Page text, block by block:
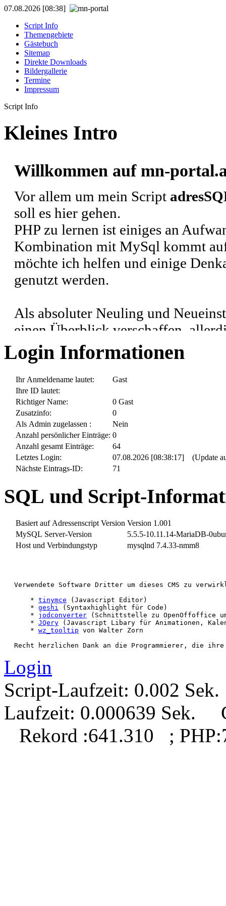
07.08.2026 [08:38]
Script Info
Themengebiete
Gästebuch
Sitemap
Direkte Downloads
Bildergallerie
Termine
Impressum
Script Info
Kleines Intro
Willkommen auf mn-
Vor allem um mein Script
soll es hier gehen.
PHP zu lernen ist einiges an
Kombination mit MySql kommt
möchte ich helfen und einige
genutzt werden.
Als absoluter Neuling und
einen Überblick verschaffen,
nichts mit professioneller
Ein absolutes Muss ist das
Alle Befehle und Funktionen,
einzelnen Befehlen sind dort zu
Wer sich mit PHP beschäftigt
Ausserdem sollte man sich ein
Jeder Webadmin hat Regeln,
Wenn ich Lust und Laune habe,
dann nicht. Mailanfragen werden
kein Verständnis aufbringen, wenn
beantworten, 8 Stunden täglich zu
Nebensächlichkeiten wie Schlaf,
opfern.
So, nun viel Spass beim Lesen
Login Informationen
Ihr Anmeldename lautet:
Gast
Ihre ID lautet:
Richtiger Name:
0 Gast
Zusatzinfo:
0
Als Admin zugelassen :
Nein
Anzahl persönlicher Einträge: 0
Anzahl gesamt Einträge:
64
Letztes Login:
07.08.2026 [08:38:17] (Update
Nächste Eintrags-ID:
71
SQL und Script-
Basiert auf Adressenscript Version Version 1.001
MySQL Server-Version
5.5.5-10.11.14-MariaDB-
Host und Verbindungstyp
mysqlnd 7.4.33-nmm8
Verwendete Software Dritter um dieses CMS zu
    *
tinymce (Javascript Editor)
    *
geshi (Syntaxhighlight für Code)
    *
jodconverter (Schnittstelle zu OpenOffoffice
    *
JQery (Javascript Libary für Animationen,
    *
wz_tooltip von Walter Zorn
Login
Script-Laufzeit: 0.002
Laufzeit: 0.000639 Sek.
Rekord :641.310 ;